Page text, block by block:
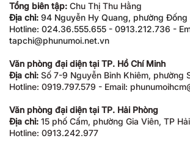
Tổng biên tập: Chu Thị Thu Hằng
Địa chỉ: 94 Nguyễn Hy Quang, phường Đống
Hotline: 024.36.555.655 - 0913.212.736 -
tapchi@phunumoi.net.vn
Văn phòng đại diện tại TP. Hồ Chí Minh
Địa chỉ: Số 7-9 Nguyễn Bỉnh Khiêm, phường
Hotline: 0919.797.579 - Email:
Văn phòng đại diện tại TP. Hải Phòng
Địa chỉ: 15 phố Cấm, phường Gia Viên, TP
Hotline: 0913.242.977